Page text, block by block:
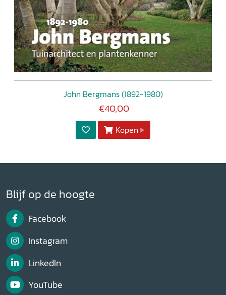
John Bergmans (1892-1980)
€40,00
Kopen
Blijf op de hoogte
Facebook
Instagram
LinkedIn
YouTube